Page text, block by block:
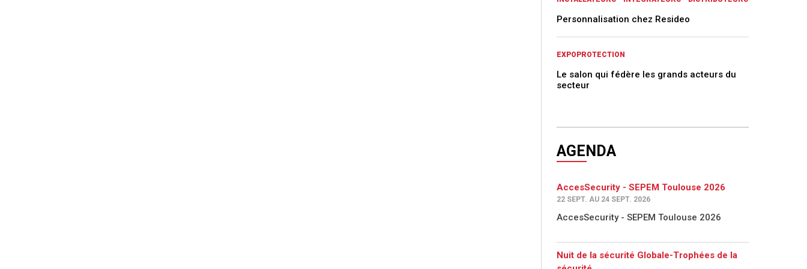
Personnalisation chez Resideo
EXPOPROTECTION
Le salon qui fédère les grands acteurs du
secteur
AGENDA
AccesSecurity - SEPEM Toulouse 2026
22 SEPT. AU 24 SEPT. 2026
AccesSecurity - SEPEM Toulouse 2026
Nuit de la sécurité Globale-Trophées de la